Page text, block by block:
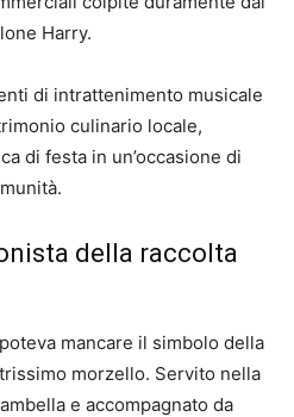
Harry.
di intrattenimento musicale
culinario locale,
di festa in un’occasione di
della raccolta
mancare il simbolo della
morzello. Servito nella
e accompagnato da